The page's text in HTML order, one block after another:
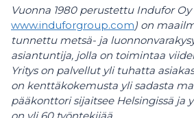
Vuonna 1980 perustettu Indufor Oy
www.induforgroup.com) on
tunnettu metsä- ja
asiantuntija, jolla on toimintaa
Yritys on palvellut yli tuhatta
on kenttäkokemusta yli sadasta
pääkonttori sijaitsee Helsingissä ja